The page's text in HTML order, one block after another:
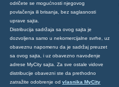
odričete se mogućnosti njegovog
povlačenja ili brisanja, bez saglasnosti
uprave sajta.
Distribucija sadržaja sa ovog sajta je
dozvoljena samo u nekomercijalne svrhe, uz
obaveznu napomenu da je sadržaj preuzet
sa ovog sajta, i uz obavezno navođenje
adrese MyCity sajta. Za sve ostale vidove
distribucije obavezni ste da prethodno
zatražite odobrenje od vlasnika MyCity